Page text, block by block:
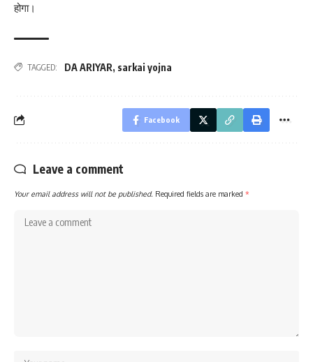
होगा।
TAGGED: DA ARIYAR, sarkai yojna
Facebook
Leave a comment
Your email address will not be published. Required fields are marked *